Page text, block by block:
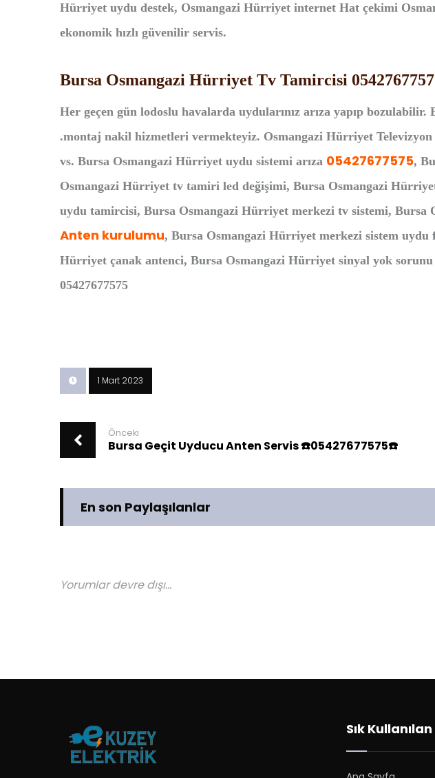
Hürriyet uydu destek, Osmangazi Hürriyet internet Hat çekimi
ekonomik hızlı güvenilir servis.
Bursa Osmangazi Hürriyet Tv Tamircisi
Her geçen gün lodoslu havalarda uydularınız arıza yapıp
.montaj nakil hizmetleri vermekteyiz. Osmangazi Hürriyet
vs. Bursa Osmangazi Hürriyet uydu sistemi arıza 05427677575,
Osmangazi Hürriyet tv tamiri led değişimi, Bursa Osmangazi
uydu tamircisi, Bursa Osmangazi Hürriyet merkezi tv sistemi, Bursa
Anten kurulumu, Bursa Osmangazi Hürriyet merkezi sistem
Hürriyet çanak antenci, Bursa Osmangazi Hürriyet sinyal yok
05427677575
1 Mart 2023
Önceki
Bursa Geçit Uyducu Anten Servis ☎️05427677575☎️
En son Paylaşılanlar
Yorumlar devre dışı...
Sık